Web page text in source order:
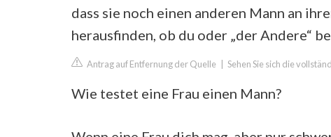
dass sie noch einen anderen Mann an
herausfinden, ob du oder „der Andere“
Antrag auf Entfernung der Quelle Sehen Sie sich die
Wie testet eine Frau einen Mann?